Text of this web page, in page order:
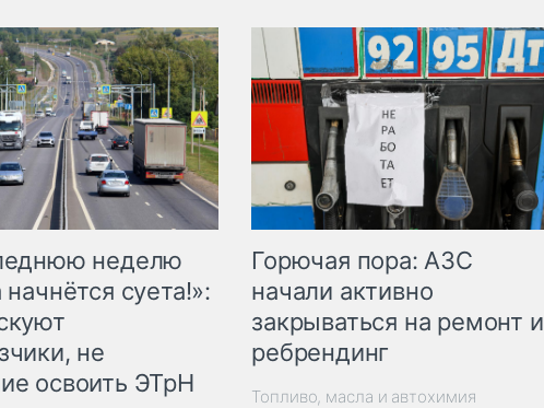
неделю
начнётся суета!»:
не
освоить ЭТрН
Горючая пора: АЗС
начали активно
закрываться на ремонт и
ребрендинг
Топливо, масла и автохимия